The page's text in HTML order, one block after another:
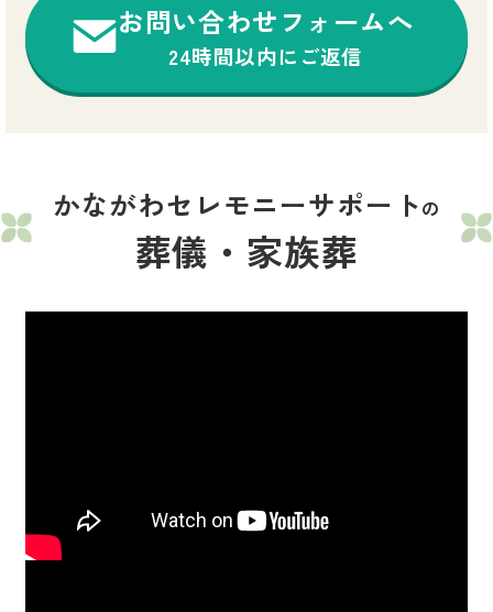
お問い合わせフォームへ
24時間以内にご返信
かながわセレモニーサポートの
葬儀・家族葬